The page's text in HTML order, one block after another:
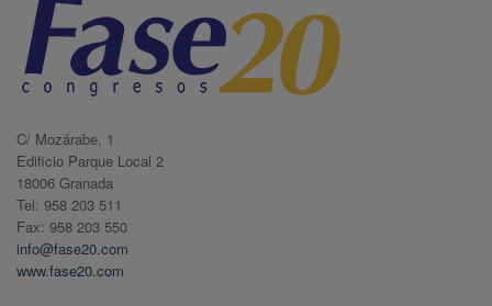
C/ Mozárabe, 1
Edificio Parque Local 2
18006 Granada
Tel: 958 203 511
Fax: 958 203 550
info@fase20.com
www.fase20.com